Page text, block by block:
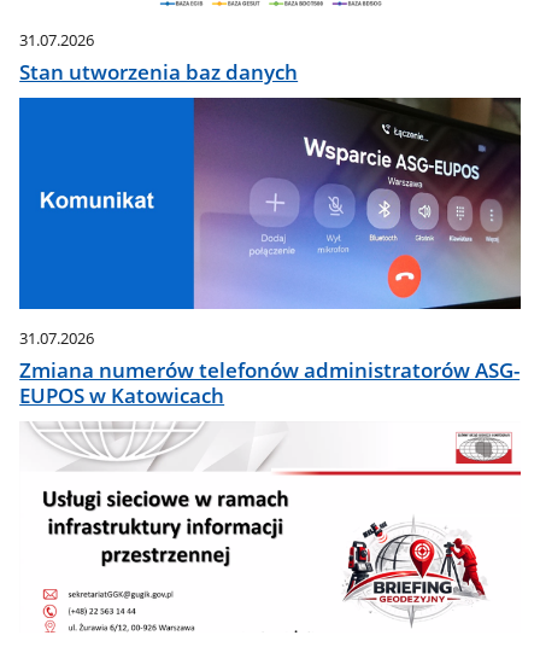
31.07.2026
Stan utworzenia baz danych
31.07.2026
Zmiana numerów telefonów administratorów ASG-
EUPOS w Katowicach